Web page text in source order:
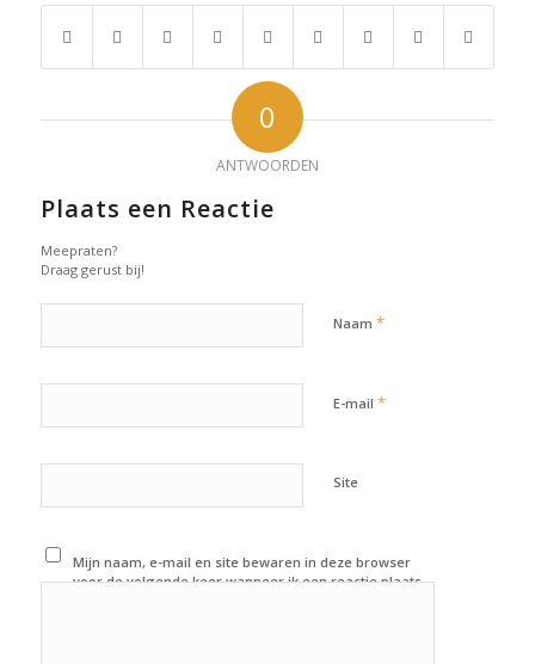
0
ANTWOORDEN
Plaats een Reactie
Meepraten?
Draag gerust bij!
Naam *
E-mail *
Site
Mijn naam, e-mail en site bewaren in deze browser
voor de volgende keer wanneer ik een reactie plaats.